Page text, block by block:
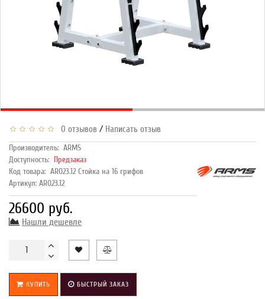
0 отзывов / Написать отзыв
Производитель: ARMS
Доступность: Предзаказ
Код товара: AR023.12 Стойка на 16 грифов
Артикул: AR023.12
26600 руб.
Нашли дешевле
КУПИТЬ БЫСТРЫЙ ЗАКАЗ